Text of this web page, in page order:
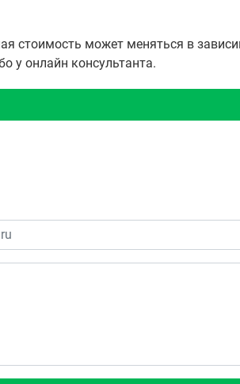
стоимость может меняться в
у онлайн консультанта.